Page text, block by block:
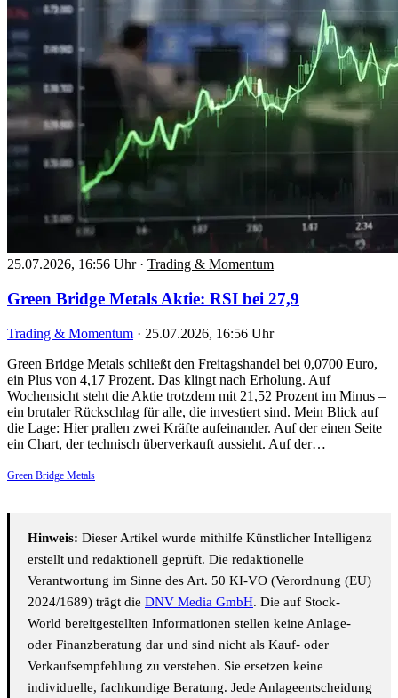
25.07.2026, 16:56 Uhr · Trading & Momentum
Green Bridge Metals Aktie: RSI bei 27,9
Trading & Momentum · 25.07.2026, 16:56 Uhr
Green Bridge Metals schließt den Freitagshandel bei 0,0700 Euro,
ein Plus von 4,17 Prozent. Das klingt nach Erholung. Auf
Wochensicht steht die Aktie trotzdem mit 21,52 Prozent im Minus –
ein brutaler Rückschlag für alle, die investiert sind. Mein Blick auf
die Lage: Hier prallen zwei Kräfte aufeinander. Auf der einen Seite
ein Chart, der technisch überverkauft aussieht. Auf der…
Green Bridge Metals
Hinweis: Dieser Artikel wurde mithilfe Künstlicher Intelligenz
erstellt und redaktionell geprüft. Die redaktionelle
Verantwortung im Sinne des Art. 50 KI-VO (Verordnung (EU)
2024/1689) trägt die DNV Media GmbH. Die auf Stock-
World bereitgestellten Informationen stellen keine Anlage-
oder Finanzberatung dar und sind nicht als Kauf- oder
Verkaufsempfehlung zu verstehen. Sie ersetzen keine
individuelle, fachkundige Beratung. Jede Anlageentscheidung